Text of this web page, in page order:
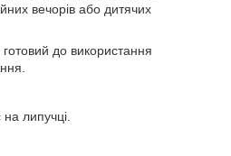
вечорів або дитячих
готовий до використання
липучці.